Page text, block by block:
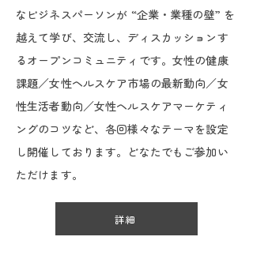
なビジネスパーソンが “企業・業種の壁” を
越えて学び、交流し、ディスカッションす
るオープンコミュニティです。女性の健康
課題／女性ヘルスケア市場の最新動向／女
性生活者動向／女性ヘルスケアマーケティ
ングのコツなど、各回様々なテーマを設定
し開催しております。どなたでもご参加い
ただけます。
詳細